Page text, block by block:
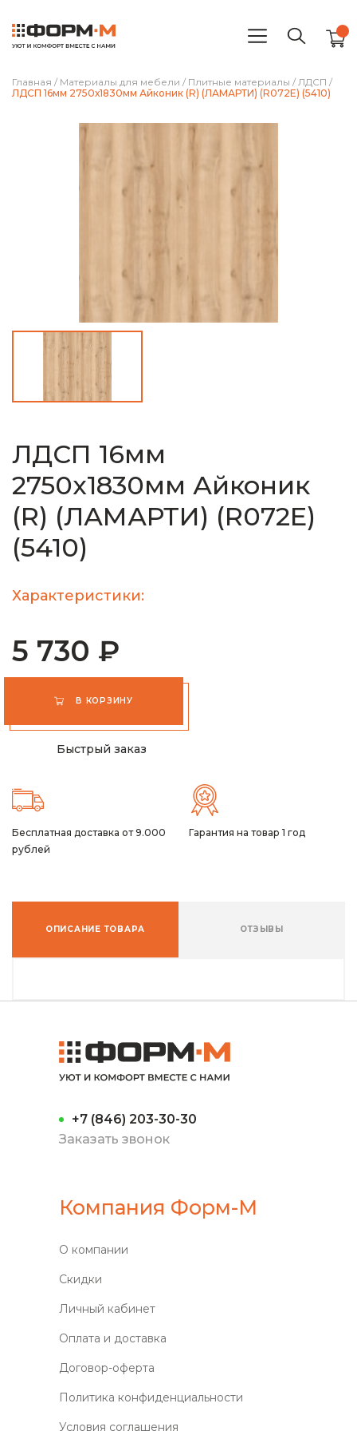
Главная / Материалы для мебели / Плитные материалы / ЛДСП /
ЛДСП 16мм 2750х1830мм Айконик (R) (ЛАМАРТИ) (R072E) (5410)
ЛДСП 16мм
2750х1830мм Айконик
(R) (ЛАМАРТИ) (R072E)
(5410)
Характеристики:
5 730 ₽
В КОРЗИНУ
Быстрый заказ
Бесплатная доставка от 9.000
рублей
Гарантия на товар 1 год
ОПИСАНИЕ ТОВАРА ОТЗЫВЫ
+7 (846) 203-30-30
Заказать звонок
Компания Форм-М
О компании
Скидки
Личный кабинет
Оплата и доставка
Договор-оферта
Политика конфиденциальности
Условия соглашения